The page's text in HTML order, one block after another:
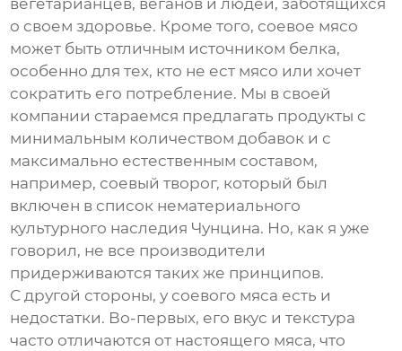
вегетарианцев, веганов и людей, заботящихся
о своем здоровье. Кроме того, соевое мясо
может быть отличным источником белка,
особенно для тех, кто не ест мясо или хочет
сократить его потребление. Мы в своей
компании стараемся предлагать продукты с
минимальным количеством добавок и с
максимально естественным составом,
например, соевый творог, который был
включен в список нематериального
культурного наследия Чунцина. Но, как я уже
говорил, не все производители
придерживаются таких же принципов.
С другой стороны, у соевого мяса есть и
недостатки. Во-первых, его вкус и текстура
часто отличаются от настоящего мяса, что